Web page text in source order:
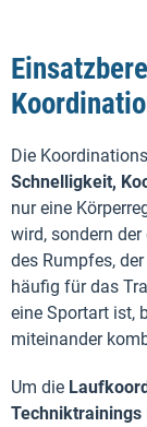
Die
Schnelligkeit,
nur eine
wird, sondern
des Rumpfes,
häufig für das
eine Sportart ist,
miteinander
Um die
Techniktrainings